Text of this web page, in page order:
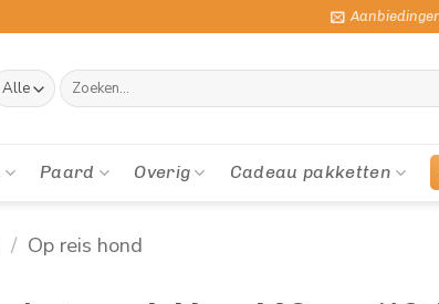
Zoeken
naar:
Paard Overig Cadeau pakketten
/ Op reis hond